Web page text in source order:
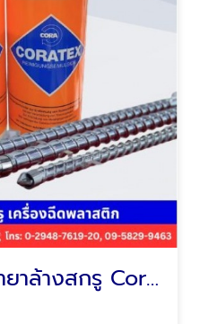
ตัวแทนจำหน่ายน้ำยาล้างสกรู Coratex